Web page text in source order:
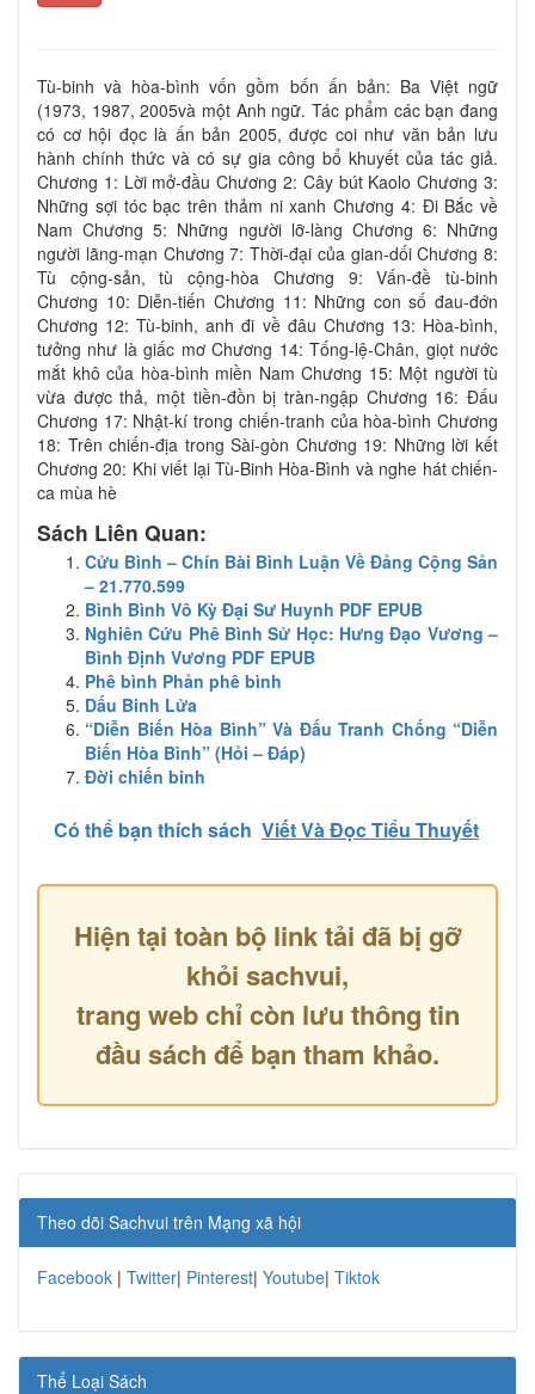
Tù-binh và hòa-bình vốn gồm bốn ấn bản: Ba Việt ngữ
(1973, 1987, 2005và một Anh ngữ. Tác phẩm các bạn đang
có cơ hội đọc là ấn bản 2005, được coi như văn bản lưu
hành chính thức và có sự gia công bổ khuyết của tác giả.
Chương 1: Lời mở-đầu Chương 2: Cây bút Kaolo Chương 3:
Những sợi tóc bạc trên thảm ni xanh Chương 4: Đi Bắc về
Nam Chương 5: Những người lỡ-làng Chương 6: Những
người lãng-mạn Chương 7: Thời-đại của gian-dối Chương 8:
Tù cộng-sản, tù cộng-hòa Chương 9: Vấn-đề tù-binh
Chương 10: Diễn-tiến Chương 11: Những con số đau-đớn
Chương 12: Tù-binh, anh đi về đâu Chương 13: Hòa-bình,
tưởng như là giấc mơ Chương 14: Tống-lệ-Chân, giọt nước
mắt khô của hòa-bình miền Nam Chương 15: Một người tù
vừa được thả, một tiền-đồn bị tràn-ngập Chương 16: Đấu
Chương 17: Nhật-kí trong chiến-tranh của hòa-bình Chương
18: Trên chiến-địa trong Sài-gòn Chương 19: Những lời kết
Chương 20: Khi viết lại Tù-Binh Hòa-Bình và nghe hát chiến-
ca mùa hè
Sách Liên Quan:
Cửu Bình – Chín Bài Bình Luận Về Đảng Cộng Sản
– 21.770.599
Bình Bình Vô Kỳ Đại Sư Huynh PDF EPUB
Nghiên Cứu Phê Bình Sử Học: Hưng Đạo Vương –
Bình Định Vương PDF EPUB
Phê bình Phản phê bình
Dấu Binh Lửa
“Diễn Biến Hòa Bình” Và Đấu Tranh Chống “Diễn
Biến Hòa Bình” (Hỏi – Đáp)
Đời chiến binh
Có thể bạn thích sách Viết Và Đọc Tiểu Thuyết
Hiện tại toàn bộ link tải đã bị gỡ
khỏi sachvui,
trang web chỉ còn lưu thông tin
đầu sách để bạn tham khảo.
Theo dõi Sachvui trên Mạng xã hội
Facebook | Twitter| Pinterest| Youtube| Tiktok
Thể Loại Sách